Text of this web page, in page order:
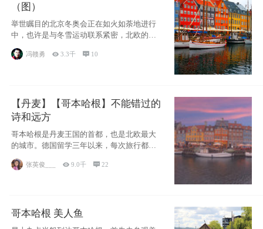
（图）
举世瞩目的北京冬奥会正在如火如荼地进行
中，也许是与冬雪运动联系紧密，北欧的一
些国家因
冯赣勇 3.3千  10
【丹麦】【哥本哈根】不能错过的
诗和远方
哥本哈根是丹麦王国的首都，也是北欧最大
的城市。德国留学三年以来，每次旅行都是
张英俊___ 9.0千 22
哥本哈根 美人鱼